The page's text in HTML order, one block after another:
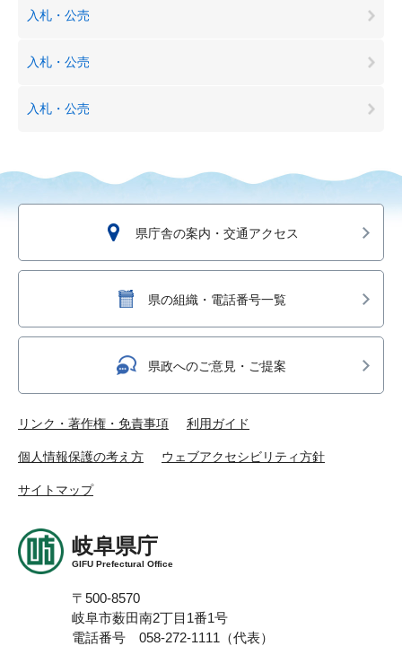
入札・公売
入札・公売
入札・公売
県庁舎の案内・交通アクセス
県の組織・電話番号一覧
県政へのご意見・ご提案
リンク・著作権・免責事項 利用ガイド
個人情報保護の考え方 ウェブアクセシビリティ方針
サイトマップ
岐阜県庁
GIFU Prefectural Office
〒500-8570
岐阜市薮田南2丁目1番1号
電話番号 058-272-1111（代表）